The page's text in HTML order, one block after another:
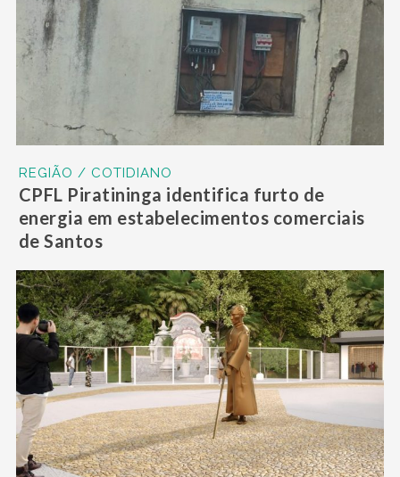
REGIÃO / COTIDIANO
CPFL Piratininga identifica furto de
energia em estabelecimentos comerciais
de Santos